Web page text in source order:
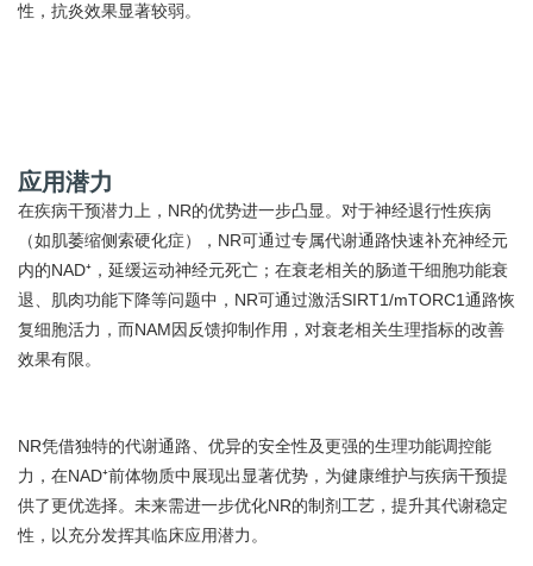
性，抗炎效果显著较弱。
应用潜力
在疾病干预潜力上，NR的优势进一步凸显。对于神经退行性疾病
（如肌萎缩侧索硬化症），NR可通过专属代谢通路快速补充神经元
内的NAD⁺，延缓运动神经元死亡；在衰老相关的肠道干细胞功能衰
退、肌肉功能下降等问题中，NR可通过激活SIRT1/mTORC1通路恢
复细胞活力，而NAM因反馈抑制作用，对衰老相关生理指标的改善
效果有限。
NR凭借独特的代谢通路、优异的安全性及更强的生理功能调控能
力，在NAD⁺前体物质中展现出显著优势，为健康维护与疾病干预提
供了更优选择。未来需进一步优化NR的制剂工艺，提升其代谢稳定
性，以充分发挥其临床应用潜力。